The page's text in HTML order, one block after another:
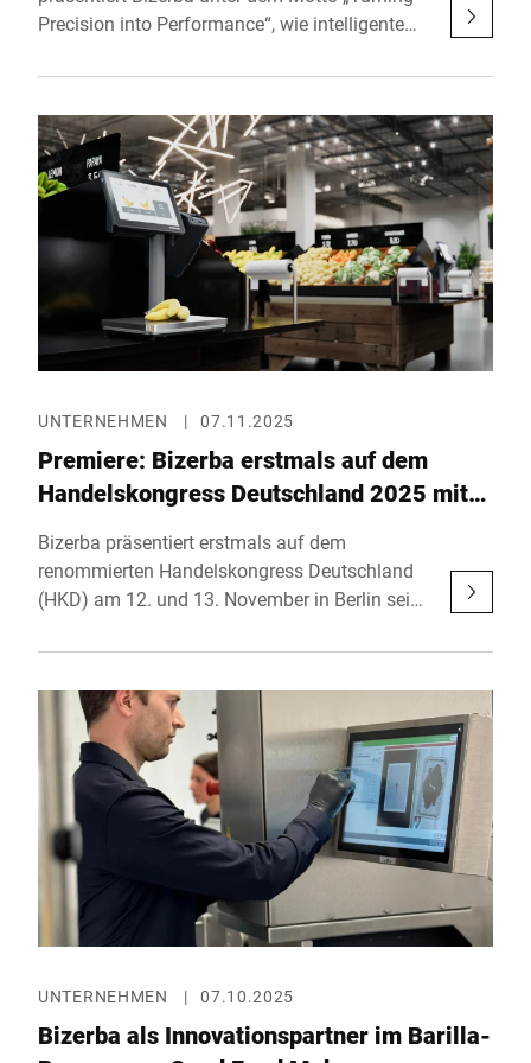
Precision into Performance“, wie intelligente
zusammenwirken, um die nächste Generation
Unternehmen stellt Innovationen aus seinem
gesamten Ökosystem vor – von Waagen und
Schneidemaschinen über Checkout-Lösungen
bis hin zu Software-Anwendungen.
Besucherinnen und Besucher können das
vollständige Portfolio vom 11. bis 13. Januar
2026 am Stand 3575, Halle 3, im Javits
Convention Center in New York City live
UNTERNEHMEN | 07.11.2025
Premiere: Bizerba erstmals auf dem
Handelskongress Deutschland 2025 mit
Bizerba präsentiert erstmals auf dem
renommierten Handelskongress Deutschland
(HKD) am 12. und 13. November in Berlin seine
für den Einzelhandel. Mit diesem innovativen
Lösungsanbieter für Wiegen, Schneiden und
Etikettieren einen weiteren Meilenstein auf dem
Weg zur Digitalisierung und Automatisierung
des Handels.
UNTERNEHMEN | 07.10.2025
Bizerba als Innovationspartner im Barilla-